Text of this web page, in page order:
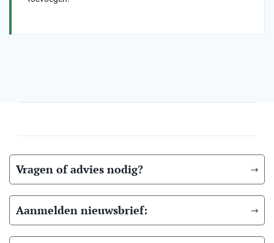
Vragen of advies nodig?
Aanmelden nieuwsbrief: